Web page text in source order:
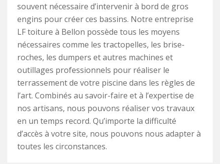
souvent nécessaire d’intervenir à bord de gros
engins pour créer ces bassins. Notre entreprise
LF toiture à Bellon possède tous les moyens
nécessaires comme les tractopelles, les brise-
roches, les dumpers et autres machines et
outillages professionnels pour réaliser le
terrassement de votre piscine dans les règles de
l’art. Combinés au savoir-faire et à l’expertise de
nos artisans, nous pouvons réaliser vos travaux
en un temps record. Qu’importe la difficulté
d’accès à votre site, nous pouvons nous adapter à
toutes les circonstances.